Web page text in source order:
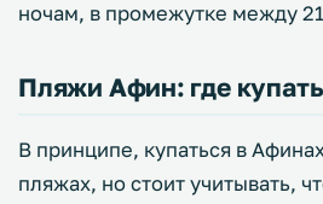
ночам, в промежутке между
Пляжи Афин: где
В принципе, купаться в
пляжах, но стоит учитывать,